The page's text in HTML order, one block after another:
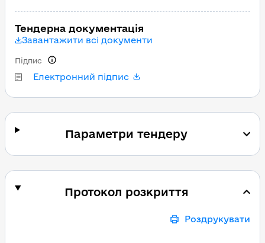
Тендерна документація
Завантажити всі документи
Електронний підпис
Підпис
Параметри тендеру
Протокол розкриття
Роздрукувати